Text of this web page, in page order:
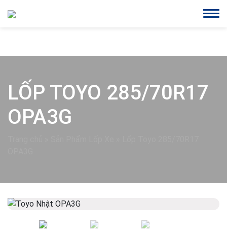
LỐP TOYO 285/70R17
OPA3G
Previous